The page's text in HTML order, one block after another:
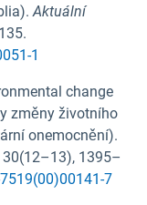
Aktuální
1
change
změny životního
onemocnění).
30(12–13), 1395–
7